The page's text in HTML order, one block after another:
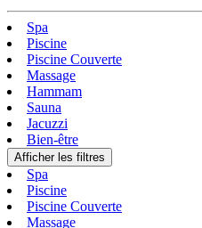
Spa
Piscine
Piscine Couverte
Massage
Hammam
Sauna
Jacuzzi
Bien-être
Afficher les filtres
Spa
Piscine
Piscine Couverte
Massage